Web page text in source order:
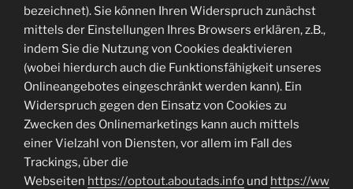
bezeichnet). Sie können Ihren Widerspruch zunächst
mittels der Einstellungen Ihres Browsers erklären, z.B.,
indem Sie die Nutzung von Cookies deaktivieren
(wobei hierdurch auch die Funktionsfähigkeit unseres
Onlineangebotes eingeschränkt werden kann). Ein
Widerspruch gegen den Einsatz von Cookies zu
Zwecken des Onlinemarketings kann auch mittels
einer Vielzahl von Diensten, vor allem im Fall des
Trackings, über die
Webseiten https://optout.aboutads.info und https://ww